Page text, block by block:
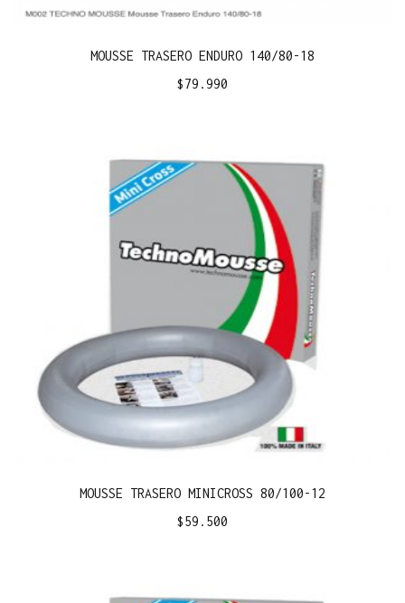
MOUSSE TRASERO ENDURO 140/80-18
$79.990
MOUSSE TRASERO MINICROSS 80/100-12
$59.500